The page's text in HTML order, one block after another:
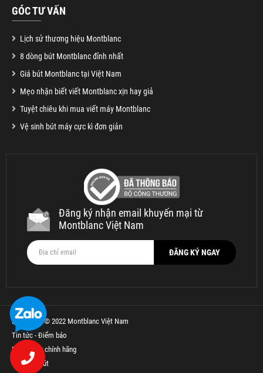
GÓC TƯ VẤN
Lịch sử thương hiệu Montblanc
8 dòng bút Montblanc đỉnh nhất
Giá bút Montblanc tại Việt Nam
Mẹo nhận biết viết Montblanc xịn hay giả
Tuyệt chiêu khi mua viết máy Montblanc
Vệ sinh bút máy cực kì đơn giản
Đăng ký nhận email khuyến mại từ
Montblanc Việt Nam
Bản quyền © 2022 Montblanc Việt Nam
Tin tức - Điểm báo
Bút Parker chính hãng
Thế Giới Bút